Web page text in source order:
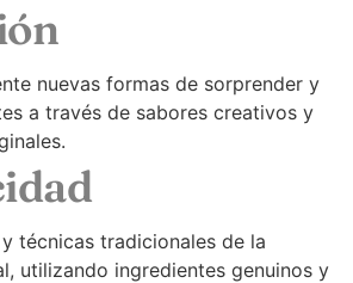
nuevas formas de sorprender y
a través de sabores creativos y
técnicas tradicionales de la
utilizando ingredientes genuinos y